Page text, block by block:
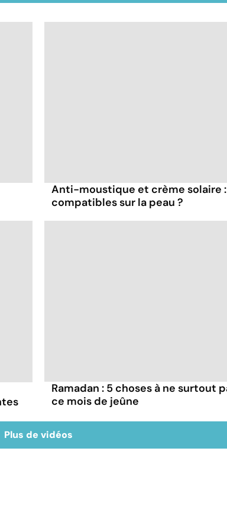
Anti-moustique et crème solaire
compatibles sur la peau ?
Ramadan : 5 choses à ne surtout
ce mois de jeûne
Plus de vidéos